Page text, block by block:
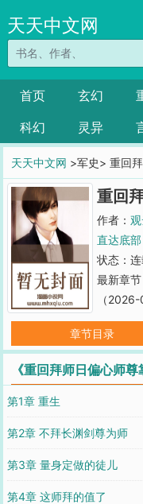
天天中文网
首页 玄幻
科幻
灵异
天天中文网 >军史> 重回
重回
沈怀琢
作者：
直达底部
状态：连
最新章节
（
章节目录
《重回拜师日偏心师
生
第1章 重生
第2章 不拜长渊剑尊为师
第3章 量身定做的徒儿
第4章 这师拜的值了